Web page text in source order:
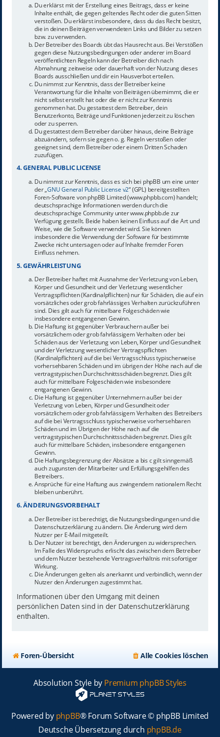
Du erklärst mit der Erstellung eines Beitrags, dass er keine
Inhalte enthält, die gegen geltendes Recht oder die guten Sitten
verstoßen. Du erklärst insbesondere, dass du das Recht besitzt,
die in deinen Beiträgen verwendeten Links und Bilder zu setzen
bzw. zu verwenden.
Der Betreiber des Boards übt das Hausrecht aus. Bei Verstößen
gegen diese Nutzungsbedingungen oder anderer im Board
veröffentlichten Regeln kann der Betreiber dich nach
Abmahnung zeitweise oder dauerhaft von der Nutzung dieses
Boards ausschließen und dir ein Hausverbot erteilen.
Du nimmst zur Kenntnis, dass der Betreiber keine
Verantwortung für die Inhalte von Beiträgen übernimmt, die er
nicht selbst erstellt hat oder die er nicht zur Kenntnis
genommen hat. Du gestattest dem Betreiber, dein
Benutzerkonto, Beiträge und Funktionen jederzeit zu löschen
oder zu sperren.
Du gestattest dem Betreiber darüber hinaus, deine Beiträge
abzuändern, sofern sie gegen o. g. Regeln verstoßen oder
geeignet sind, dem Betreiber oder einem Dritten Schaden
zuzufügen.
4. GENERAL PUBLIC LICENSE
Du nimmst zur Kenntnis, dass es sich bei phpBB um eine unter
der „GNU General Public License v2“ (GPL) bereitgestellten
Foren-Software von phpBB Limited (www.phpbb.com) handelt;
deutschsprachige Informationen werden durch die
deutschsprachige Community unter www.phpbb.de zur
Verfügung gestellt. Beide haben keinen Einfluss auf die Art und
Weise, wie die Software verwendet wird. Sie können
insbesondere die Verwendung der Software für bestimmte
Zwecke nicht untersagen oder auf Inhalte fremder Foren
Einfluss nehmen.
5. GEWÄHRLEISTUNG
Der Betreiber haftet mit Ausnahme der Verletzung von Leben,
Körper und Gesundheit und der Verletzung wesentlicher
Vertragspflichten (Kardinalpflichten) nur für Schäden, die auf ein
vorsätzliches oder grob fahrlässiges Verhalten zurückzuführen
sind. Dies gilt auch für mittelbare Folgeschäden wie
insbesondere entgangenen Gewinn.
Die Haftung ist gegenüber Verbrauchern außer bei
vorsätzlichem oder grob fahrlässigem Verhalten oder bei
Schäden aus der Verletzung von Leben, Körper und Gesundheit
und der Verletzung wesentlicher Vertragspflichten
(Kardinalpflichten) auf die bei Vertragsschluss typischerweise
vorhersehbaren Schäden und im übrigen der Höhe nach auf die
vertragstypischen Durchschnittsschäden begrenzt. Dies gilt
auch für mittelbare Folgeschäden wie insbesondere
entgangenen Gewinn.
Die Haftung ist gegenüber Unternehmern außer bei der
Verletzung von Leben, Körper und Gesundheit oder
vorsätzlichem oder grob fahrlässigem Verhalten des Betreibers
auf die bei Vertragsschluss typischerweise vorhersehbaren
Schäden und im Übrigen der Höhe nach auf die
vertragstypischen Durchschnittsschäden begrenzt. Dies gilt
auch für mittelbare Schäden, insbesondere entgangenen
Gewinn.
Die Haftungsbegrenzung der Absätze a bis c gilt sinngemäß
auch zugunsten der Mitarbeiter und Erfüllungsgehilfen des
Betreibers.
Ansprüche für eine Haftung aus zwingendem nationalem Recht
bleiben unberührt.
6. ÄNDERUNGSVORBEHALT
Der Betreiber ist berechtigt, die Nutzungsbedingungen und die
Datenschutzerklärung zu ändern. Die Änderung wird dem
Nutzer per E-Mail mitgeteilt.
Der Nutzer ist berechtigt, den Änderungen zu widersprechen.
Im Falle des Widerspruchs erlischt das zwischen dem Betreiber
und dem Nutzer bestehende Vertragsverhältnis mit sofortiger
Wirkung.
Die Änderungen gelten als anerkannt und verbindlich, wenn der
Nutzer den Änderungen zugestimmt hat.
Informationen über den Umgang mit deinen
persönlichen Daten sind in der Datenschutzerklärung
enthalten.
Foren-Übersicht Alle Cookies löschen
Absolution Style by Premium phpBB Styles
Powered by phpBB® Forum Software © phpBB Limited
Deutsche Übersetzung durch phpBB.de